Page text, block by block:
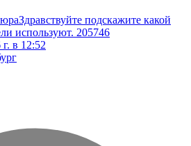
Здравствуйте подскажите какой
используют. 205746
в 12:52